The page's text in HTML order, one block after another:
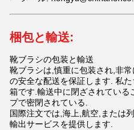
梱包と輸送:
靴ブラシの包装と輸送
靴ブラシは,慎重に包装され,非
の安全な配送を保証します. 私
箱です.輸送中に閉ざされている
プで密閉されている.
国際注文では,海上,航空,または
輸出サービスを提供します.